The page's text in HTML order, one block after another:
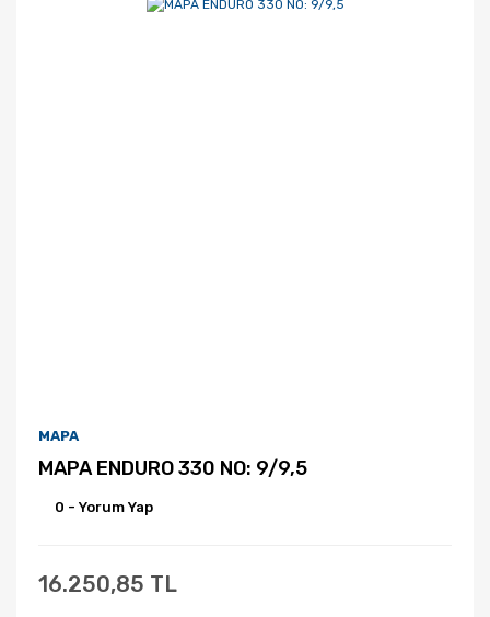
MAPA
MAPA ENDURO 330 NO: 9/9,5
0 - Yorum Yap
16.250,85 TL